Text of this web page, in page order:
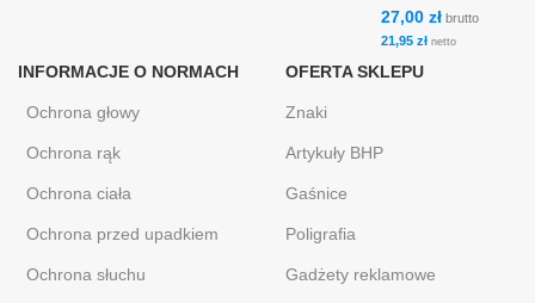
27,00 zł brutto
21,95 zł netto
INFORMACJE O NORMACH
Ochrona głowy
Ochrona rąk
Ochrona ciała
Ochrona przed upadkiem
Ochrona słuchu
OFERTA SKLEPU
Znaki
Artykuły BHP
Gaśnice
Poligrafia
Gadżety reklamowe